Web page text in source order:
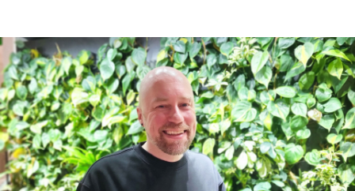
Asioimis- ja oikeustulkkaus
Autoala
Hydrauliikka
Johtaminen ja esihenkilötyö
Kasvatus- ja ohjausala